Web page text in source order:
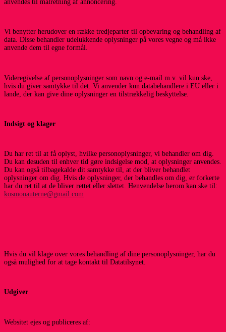
anvendes til målretning af annoncering.
Vi benytter herudover en række tredjeparter til opbevaring og behandling af
data. Disse behandler udelukkende oplysninger på vores vegne og må ikke
anvende dem til egne formål.
Videregivelse af personoplysninger som navn og e-mail m.v. vil kun ske,
hvis du giver samtykke til det. Vi anvender kun databehandlere i EU eller i
lande, der kan give dine oplysninger en tilstrækkelig beskyttelse.
Indsigt og klager
Du har ret til at få oplyst, hvilke personoplysninger, vi behandler om dig.
Du kan desuden til enhver tid gøre indsigelse mod, at oplysninger anvendes.
Du kan også tilbagekalde dit samtykke til, at der bliver behandlet
oplysninger om dig. Hvis de oplysninger, der behandles om dig, er forkerte
har du ret til at de bliver rettet eller slettet. Henvendelse herom kan ske til:
kosmonauterne@gmail.com
Hvis du vil klage over vores behandling af dine personoplysninger, har du
også mulighed for at tage kontakt til Datatilsynet.
Udgiver
Websitet ejes og publiceres af: